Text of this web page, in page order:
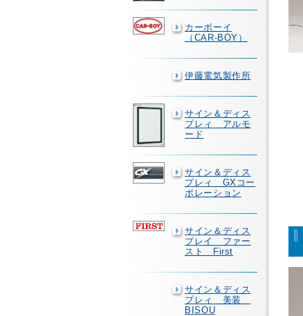
カーボーイ
（CAR-BOY）
伊藤電気製作所
サイン＆ディス
プレィ アルモ
ード
サイン＆ディス
プレィ GXコー
ポレーション
サイン＆ディス
プレイ ファー
スト First
サイン＆ディス
プレィ 美装
BISOU